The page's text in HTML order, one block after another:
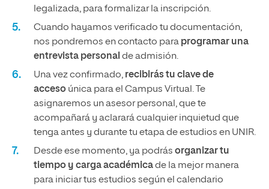
legalizada, para formalizar la inscripción.
Cuando hayamos verificado tu documentación,
nos pondremos en contacto para programar una
entrevista personal de admisión.
Una vez confirmado, recibirás tu clave de
acceso única para el Campus Virtual. Te
asignaremos un asesor personal, que te
acompañará y aclarará cualquier inquietud que
tenga antes y durante tu etapa de estudios en UNIR.
Desde ese momento, ya podrás organizar tu
tiempo y carga académicade la mejor manera
para iniciar tus estudios según el calendario